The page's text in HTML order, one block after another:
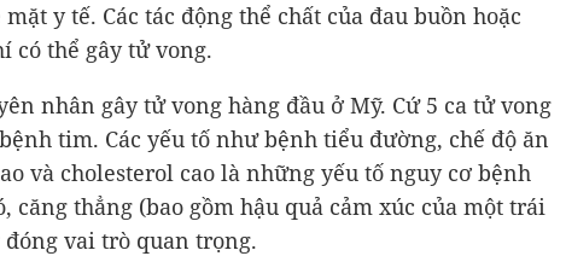
y tế. Các tác động thể chất của đau buồn hoặc
có thể gây tử vong.
nhân gây tử vong hàng đầu ở Mỹ. Cứ 5 ca tử vong
tim. Các yếu tố như bệnh tiểu đường, chế độ ăn
và cholesterol cao là những yếu tố nguy cơ bệnh
căng thẳng (bao gồm hậu quả cảm xúc của một trái
vai trò quan trọng.